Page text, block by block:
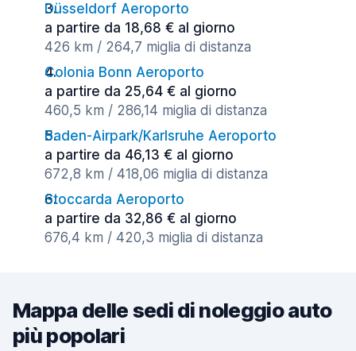
Düsseldorf Aeroporto
a partire da 18,68 € al giorno
426 km / 264,7 miglia di distanza
Colonia Bonn Aeroporto
a partire da 25,64 € al giorno
460,5 km / 286,14 miglia di distanza
Baden-Airpark/Karlsruhe Aeroporto
a partire da 46,13 € al giorno
672,8 km / 418,06 miglia di distanza
Stoccarda Aeroporto
a partire da 32,86 € al giorno
676,4 km / 420,3 miglia di distanza
Mappa delle sedi di noleggio auto
più popolari